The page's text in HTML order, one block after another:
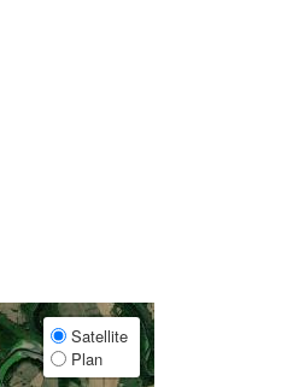
Satellite
Plan